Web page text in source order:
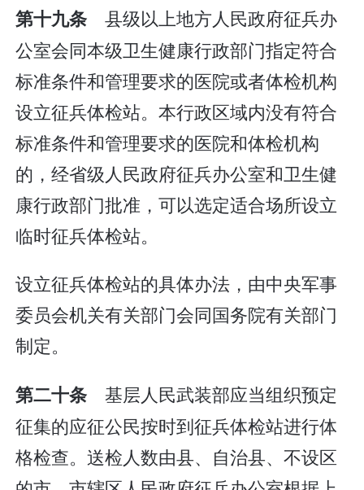
第十九条 县级以上地方人民政府征兵办
公室会同本级卫生健康行政部门指定符合
标准条件和管理要求的医院或者体检机构
设立征兵体检站。本行政区域内没有符合
标准条件和管理要求的医院和体检机构
的，经省级人民政府征兵办公室和卫生健
康行政部门批准，可以选定适合场所设立
临时征兵体检站。
设立征兵体检站的具体办法，由中央军事
委员会机关有关部门会同国务院有关部门
制定。
第二十条 基层人民武装部应当组织预定
征集的应征公民按时到征兵体检站进行体
格检查。送检人数由县、自治县、不设区